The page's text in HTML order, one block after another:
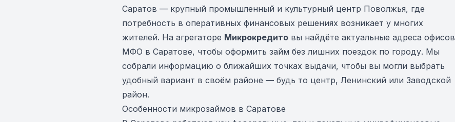
Саратов — крупный промышленный и культурный центр Поволжья, где
потребность в оперативных финансовых решениях возникает у многих
жителей. На агрегаторе Микрокредито вы найдёте актуальные адреса офисов
МФО в Саратове, чтобы оформить займ без лишних поездок по городу. Мы
собрали информацию о ближайших точках выдачи, чтобы вы могли выбрать
удобный вариант в своём районе — будь то центр, Ленинский или Заводской
район.
Особенности микрозаймов в Саратове